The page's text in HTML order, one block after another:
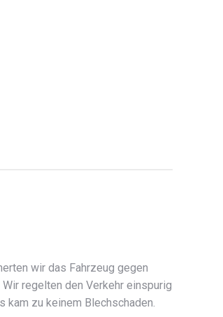
wir das Fahrzeug gegen
regelten den Verkehr einspurig
kam zu keinem Blechschaden.